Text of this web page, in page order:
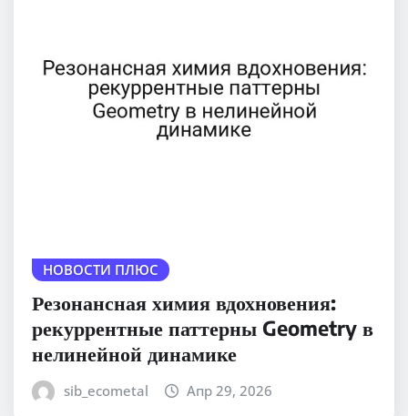
НОВОСТИ ПЛЮС
Резонансная химия вдохновения:
рекуррентные паттерны Geometry в
нелинейной динамике
sib_ecometal Апр 29, 2026